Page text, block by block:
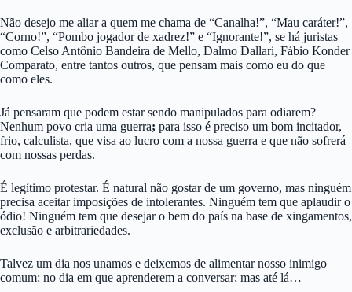
Não desejo me aliar a quem me chama de “Canalha!”, “Mau caráter!”,
“Corno!”, “Pombo jogador de xadrez!” e “Ignorante!”, se há juristas
como Celso Antônio Bandeira de Mello, Dalmo Dallari, Fábio Konder
Comparato, entre tantos outros, que pensam mais como eu do que
como eles.
Já pensaram que podem estar sendo manipulados para odiarem?
Nenhum povo cria uma guerra; para isso é preciso um bom incitador,
frio, calculista, que visa ao lucro com a nossa guerra e que não sofrerá
com nossas perdas.
É legítimo protestar. É natural não gostar de um governo, mas ninguém
precisa aceitar imposições de intolerantes. Ninguém tem que aplaudir o
ódio! Ninguém tem que desejar o bem do país na base de xingamentos,
exclusão e arbitrariedades.
Talvez um dia nos unamos e deixemos de alimentar nosso inimigo
comum: no dia em que aprenderem a conversar; mas até lá…